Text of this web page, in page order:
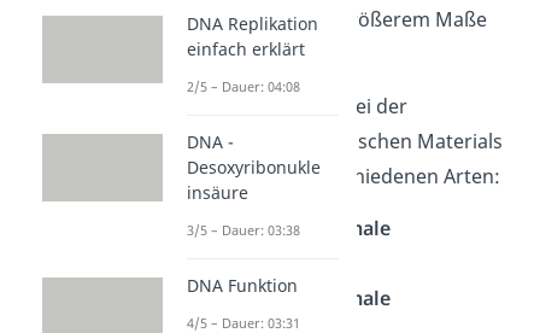
Kombinationen in größerem Maße
entstehen.
Du unterscheidest bei der
Umverteilung genetischen Materials
zwischen zwei verschiedenen Arten:
Interchromosomale
Intrachromosomale
DNA Replikation
einfach erklärt
2/5 – Dauer: 04:08
DNA -
Desoxyribonukle
insäure
3/5 – Dauer: 03:38
DNA Funktion
4/5 – Dauer: 03:31